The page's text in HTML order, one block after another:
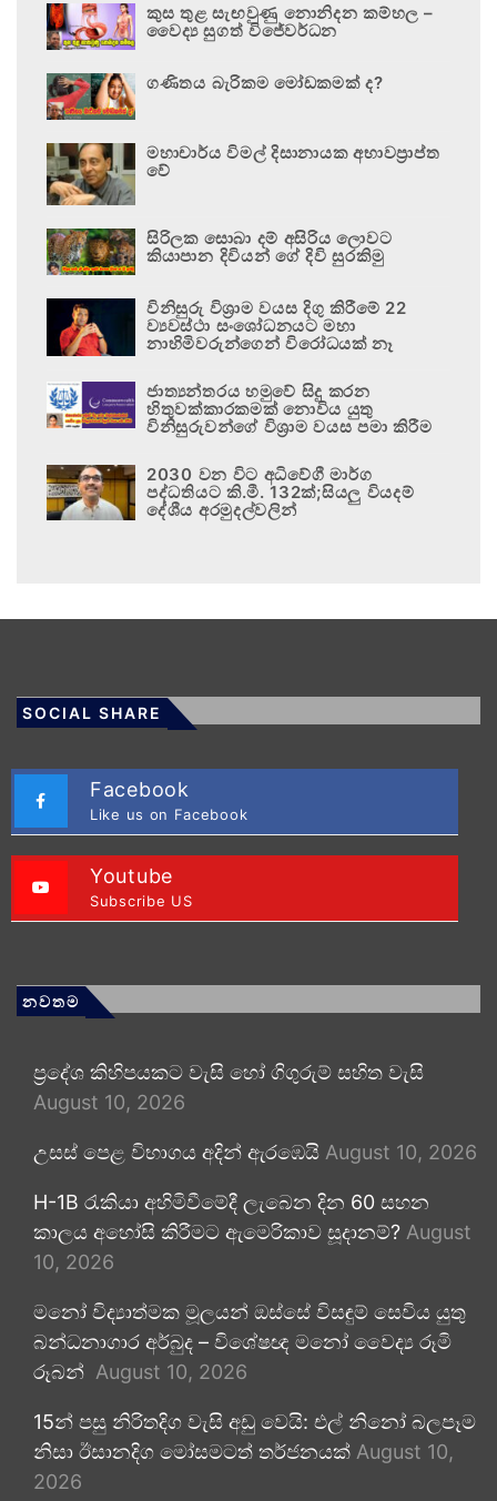
කුස තුළ සැඟවුණු නොනිදන කම්හල –
වෛද්‍ය සුගත් විජේවර්ධන
ගණිතය බැරිකම මෝඩකමක් ද?
මහාචාර්ය විමල් දිසානායක අභාවප්‍රාප්ත
වේ
සිරිලක සොබා දම් අසිරිය ලොවට
කියාපාන දිවියන් ගේ දිවි සුරකිමු
විනිසුරු විශ්‍රාම වයස දිගු කිරීමේ 22
ව්‍යවස්ථා සංශෝධනයට මහා
නාහිමිවරුන්ගෙන් විරෝධයක් නෑ
ජාත්‍යන්තරය හමුවේ සිදු කරන
හිතුවක්කාරකමක් නොවිය යුතු
විනිසුරුවන්ගේ විශ්‍රාම වයස පමා කිරීම
2030 වන විට අධිවේගී මාර්ග
පද්ධතියට කි.මී. 132ක්;සියලු වියදම්
දේශීය අරමුදල්වලින්
SOCIAL SHARE
Facebook
Like us on Facebook
Youtube
Subscribe US
නවතම
ප්‍රදේශ කිහිපයකට වැසි හෝ ගිගුරුම් සහිත වැසි
August 10, 2026
උසස් පෙළ විභාගය අදින් ඇරඹෙයි August 10, 2026
H-1B රැකියා අහිමිවීමේදී ලැබෙන දින 60 සහන
කාලය අහෝසි කිරීමට ඇමෙරිකාව සූදානම්? August
10, 2026
මනෝ විද්‍යාත්මක මූලයන් ඔස්සේ විසඳුම් සෙවිය යුතු
බන්ධනාගාර අර්බුද – විශේෂඥ මනෝ වෛද්‍ය රූමි
රූබන් August 10, 2026
15න් පසු නිරිතදිග වැසි අඩු වෙයි: එල් නිනෝ බලපෑම
නිසා ඊසානදිග මෝසමටත් තර්ජනයක් August 10,
2026